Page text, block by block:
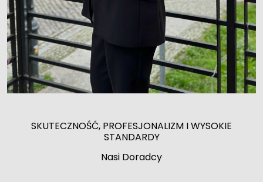
SKUTECZNOŚĆ, PROFESJONALIZM I WYSOKIE
STANDARDY
Nasi Doradcy